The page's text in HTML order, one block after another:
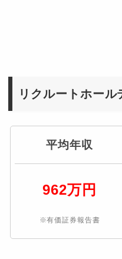
リクルートホール
平均年収
962万円
※有価証券報告書